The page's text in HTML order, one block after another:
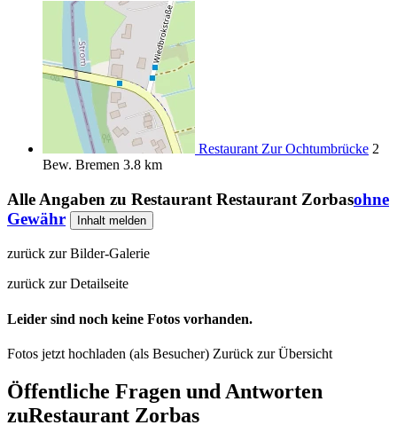
Restaurant Zur Ochtumbrücke 2
Bew. Bremen 3.8 km
Alle Angaben zu Restaurant Restaurant Zorbasohne
Gewähr
Inhalt melden
zurück zur Bilder-Galerie
zurück zur Detailseite
Leider sind noch keine Fotos vorhanden.
Fotos jetzt hochladen (als Besucher) Zurück zur Übersicht
Öffentliche Fragen und Antworten
zuRestaurant Zorbas